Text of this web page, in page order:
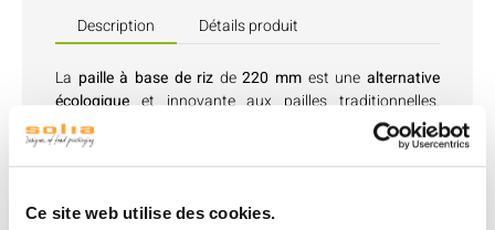
Ce site web utilise des cookies.
Description Détails produit
La paille à base de riz de220 mm est unealternative
écologique et innovante aux pailles traditionnelles.
Fabriquée à partir de
et d'autres matériaux naturels,
cette paille est totalement
biodégradableet
compostable, offrant ainsi une solution respectueuse de
services de boissons.